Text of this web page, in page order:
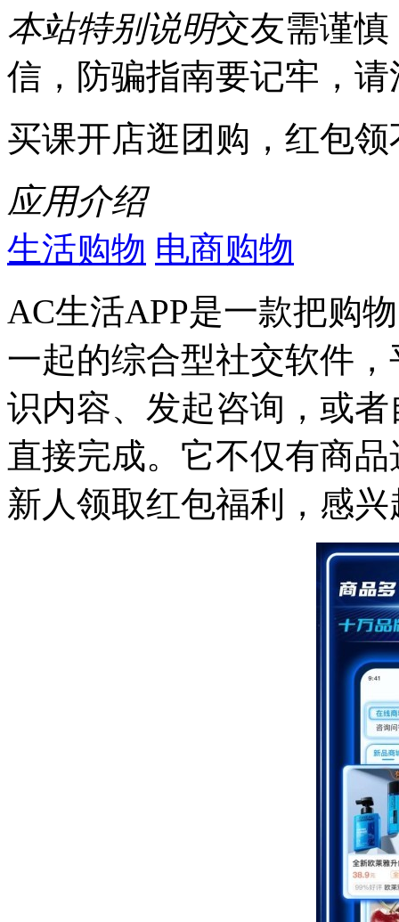
本站特别说明交友需谨
信，防骗指南要记牢，
买课开店逛团购，红包领
应用介绍
生活购物 电商购物
AC生活APP是一款把购
一起的综合型社交软件
识内容、发起咨询，或
直接完成。它不仅有商
新人领取红包福利，感